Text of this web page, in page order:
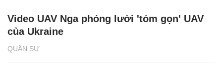
QUÂN SỰ
Video UAV Nga phóng lưới 'tóm gọn' UAV
của Ukraine